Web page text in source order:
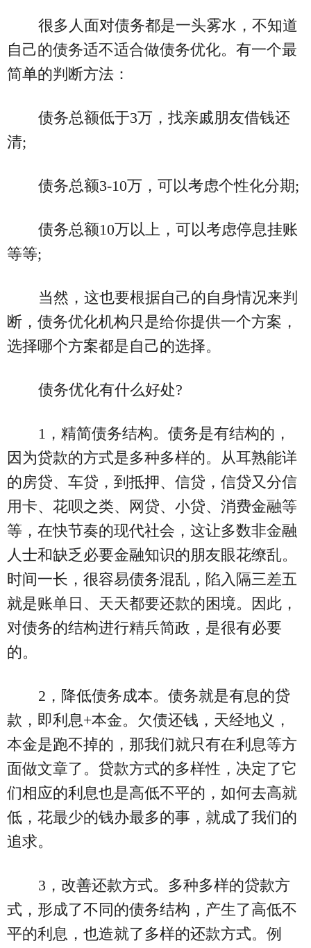
很多人面对债务都是一头雾水，不知道
自己的债务适不适合做债务优化。有一个最
简单的判断方法：
债务总额低于3万，找亲戚朋友借钱还
清;
债务总额3-10万，可以考虑个性化分期;
债务总额10万以上，可以考虑停息挂账
等等;
当然，这也要根据自己的自身情况来判
断，债务优化机构只是给你提供一个方案，
选择哪个方案都是自己的选择。
债务优化有什么好处?
1，精简债务结构。债务是有结构的，
因为贷款的方式是多种多样的。从耳熟能详
的房贷、车贷，到抵押、信贷，信贷又分信
用卡、花呗之类、网贷、小贷、消费金融等
等，在快节奏的现代社会，这让多数非金融
人士和缺乏必要金融知识的朋友眼花缭乱。
时间一长，很容易债务混乱，陷入隔三差五
就是账单日、天天都要还款的困境。因此，
对债务的结构进行精兵简政，是很有必要
的。
2，降低债务成本。债务就是有息的贷
款，即利息+本金。欠债还钱，天经地义，
本金是跑不掉的，那我们就只有在利息等方
面做文章了。贷款方式的多样性，决定了它
们相应的利息也是高低不平的，如何去高就
低，花最少的钱办最多的事，就成了我们的
追求。
3，改善还款方式。多种多样的贷款方
式，形成了不同的债务结构，产生了高低不
平的利息，也造就了多样的还款方式。例